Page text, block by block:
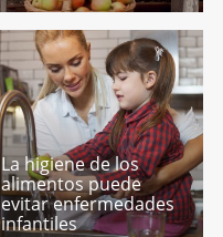
La higiene de los
alimentos puede
evitar enfermedades
infantiles